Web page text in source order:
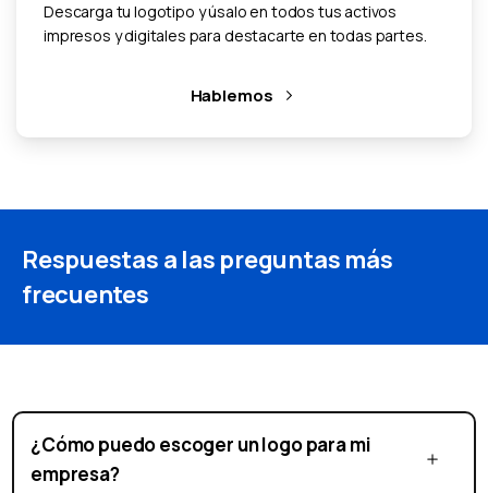
Descarga tu logotipo y úsalo en todos tus activos
impresos y digitales para destacarte en todas partes.
Hablemos
Respuestas a las preguntas más
frecuentes
¿Cómo puedo escoger un logo para mi
empresa?